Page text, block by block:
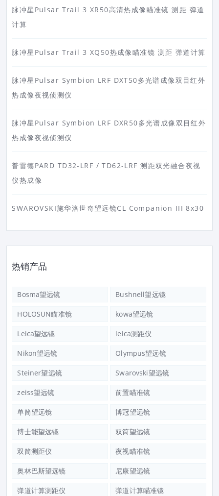
脉冲星Pulsar Trail 3 XR50高清热成像瞄准镜 测距 弹道
计算
脉冲星Pulsar Trail 3 XQ50热成像瞄准镜 测距 弹道计算
脉冲星Pulsar Symbion LRF DXT50多光谱成像双目红外
热成像夜视侦测仪
脉冲星Pulsar Symbion LRF DXR50多光谱成像双目红外
热成像夜视侦测仪
普雷德PARD TD32-LRF / TD62-LRF 测距双光融合夜视
仪热成像
SWAROVSKI施华洛世奇望远镜CL Companion III 8x30
热销产品
Bosma望远镜 Bushnell望远镜
HOLOSUN瞄准镜 kowa望远镜
Leica望远镜 leica测距仪
Nikon望远镜 Olympus望远镜
Steiner望远镜 Swarovski望远镜
zeiss望远镜 前置瞄准镜
单筒望远镜 博冠望远镜
博士能望远镜 双筒望远镜
双筒测距仪 夜视瞄准镜
奥林巴斯望远镜 尼康望远镜
弹道计算测距仪 弹道计算瞄准镜